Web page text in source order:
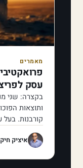
מאמרים
עסק
בקצרה: שני
ותוצאות
קורבנות.
איציק